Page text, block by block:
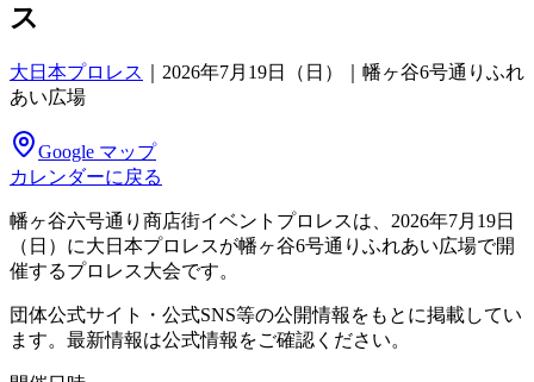
ス
大日本プロレス
2026年7月19日（日）｜幡ヶ谷6号通りふれ
あい広場
Google マップ
カレンダーに戻る
幡ヶ谷六号通り商店街イベントプロレスは、2026年7月19日
（日）に大日本プロレスが幡ヶ谷6号通りふれあい広場で開
催するプロレス大会です。
団体公式サイト・公式SNS等の公開情報をもとに掲載してい
ます。最新情報は公式情報をご確認ください。